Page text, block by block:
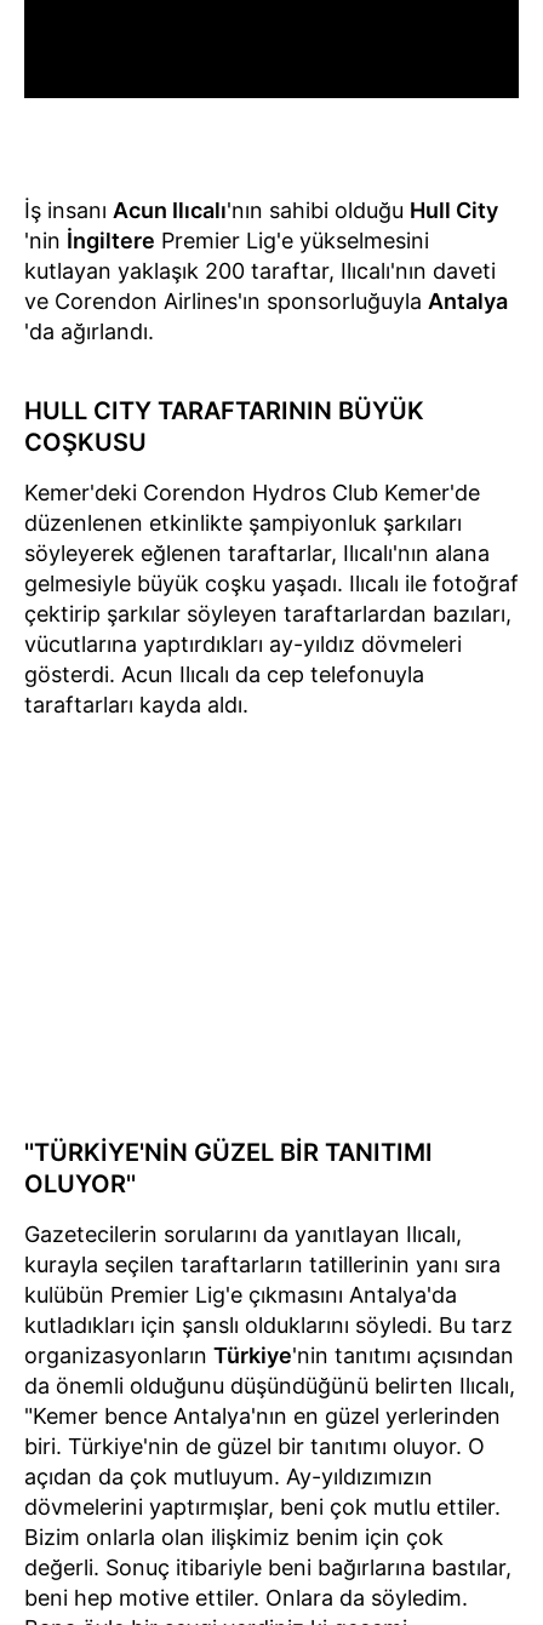
İş insanı Acun Ilıcalı'nın sahibi olduğu Hull City
'nin İngiltere Premier Lig'e yükselmesini
kutlayan yaklaşık 200 taraftar, Ilıcalı'nın daveti
ve Corendon Airlines'ın sponsorluğuyla Antalya
'da ağırlandı.
HULL CITY TARAFTARININ BÜYÜK
COŞKUSU
Kemer'deki Corendon Hydros Club Kemer'de
düzenlenen etkinlikte şampiyonluk şarkıları
söyleyerek eğlenen taraftarlar, Ilıcalı'nın alana
gelmesiyle büyük coşku yaşadı. Ilıcalı ile fotoğraf
çektirip şarkılar söyleyen taraftarlardan bazıları,
vücutlarına yaptırdıkları ay-yıldız dövmeleri
gösterdi. Acun Ilıcalı da cep telefonuyla
taraftarları kayda aldı.
''TÜRKİYE'NİN GÜZEL BİR TANITIMI
OLUYOR''
Gazetecilerin sorularını da yanıtlayan Ilıcalı,
kurayla seçilen taraftarların tatillerinin yanı sıra
kulübün Premier Lig'e çıkmasını Antalya'da
kutladıkları için şanslı olduklarını söyledi. Bu tarz
organizasyonların Türkiye'nin tanıtımı açısından
da önemli olduğunu düşündüğünü belirten Ilıcalı,
"Kemer bence Antalya'nın en güzel yerlerinden
biri. Türkiye'nin de güzel bir tanıtımı oluyor. O
açıdan da çok mutluyum. Ay-yıldızımızın
dövmelerini yaptırmışlar, beni çok mutlu ettiler.
Bizim onlarla olan ilişkimiz benim için çok
değerli. Sonuç itibariyle beni bağırlarına bastılar,
beni hep motive ettiler. Onlara da söyledim.